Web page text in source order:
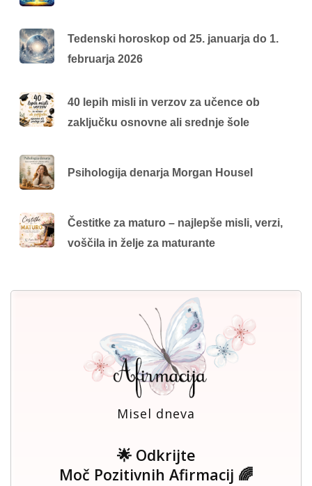
Tedenski horoskop od 25. januarja do 1.
februarja 2026
40 lepih misli in verzov za učence ob
zaključku osnovne ali srednje šole
Psihologija denarja Morgan Housel
Čestitke za maturo – najlepše misli, verzi,
voščila in želje za maturante
Misel dneva
🌟 Odkrijte
Moč Pozitivnih Afirmacij 🌈